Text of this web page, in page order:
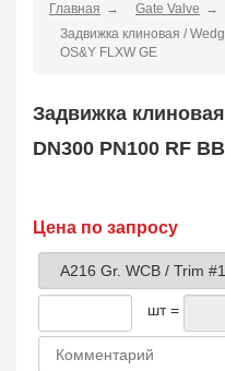
Клапан регулирующий
Control Valve
2
Клапан обратный
Plug Valve
148
Затвор дисковый
Фильтр сетчатый
Strainer
1138
Конденсатоотводчик
Главная
Gate Valve
Задвижка клиновая /
OS&Y FLXW GE
Задвижка
DN300 PN100 RF
Цена по запросу
шт =